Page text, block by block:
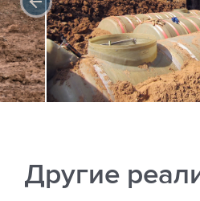
Другие